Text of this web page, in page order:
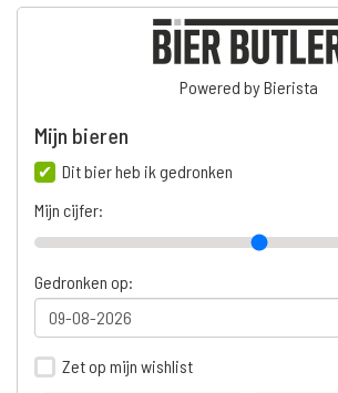
Powered by Bierista
Mijn bieren
Dit bier heb ik gedronken
Mijn cijfer:
Gedronken op:
Zet op mijn wishlist